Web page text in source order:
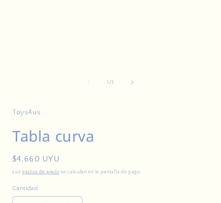
ventana
1 /de
3
Toys4us
Tabla curva
Precio
habitual
$4.660 UYU
Los gastos de envío se calculan en la pantalla de pago.
Cantidad